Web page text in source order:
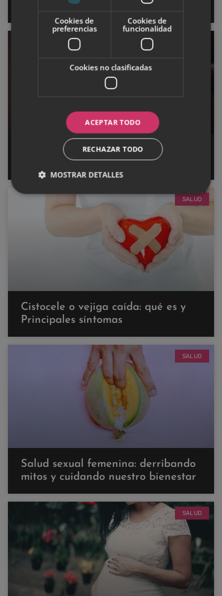
emocional
Por qué la copa menstrual es la
mejor opción
SALUD
Cistocele o vejiga caída: qué es y
Principales síntomas
SALUD
Salud sexual femenina: derribando
mitos y cuidando nuestro bienestar
SALUD
Cookies de
preferencias
Cookies de
funcionalidad
Cookies no clasificadas
ACEPTAR TODO
RECHAZAR TODO
MOSTRAR DETALLES